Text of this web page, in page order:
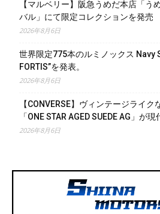
【マルベリー】阪急うめだ本店「う
バル」にて限定コレクションを発売
2026年8月6日
世界限定775本のルミノックス Navy
FORTIS”を発表。
2026年8月6日
【CONVERSE】ヴィンテージライ
「ONE STAR AGED SUEDE AG」が
2026年8月6日